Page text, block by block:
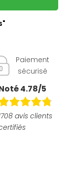
Paiement
sécurisé
4.78/5
avis clients